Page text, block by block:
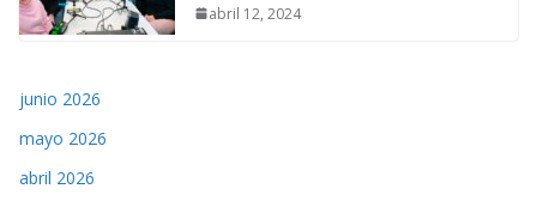
abril 12, 2024
junio 2026
mayo 2026
abril 2026